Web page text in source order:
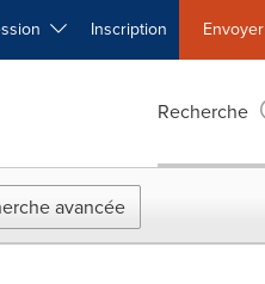
Inscription Envoyer
Recherche
avancée